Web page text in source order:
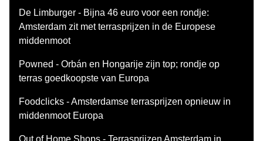
De Limburger - Bijna 46 euro voor een rondje:
Amsterdam zit met terrasprijzen in de Europese
middenmoot
Powned - Orbán en Hongarije zijn top; rondje op
terras goedkoopste van Europa
Foodclicks - Amsterdamse terrasprijzen opnieuw in
middenmoot Europa
Out of Home Shops - Terrasprijzen Amsterdam in